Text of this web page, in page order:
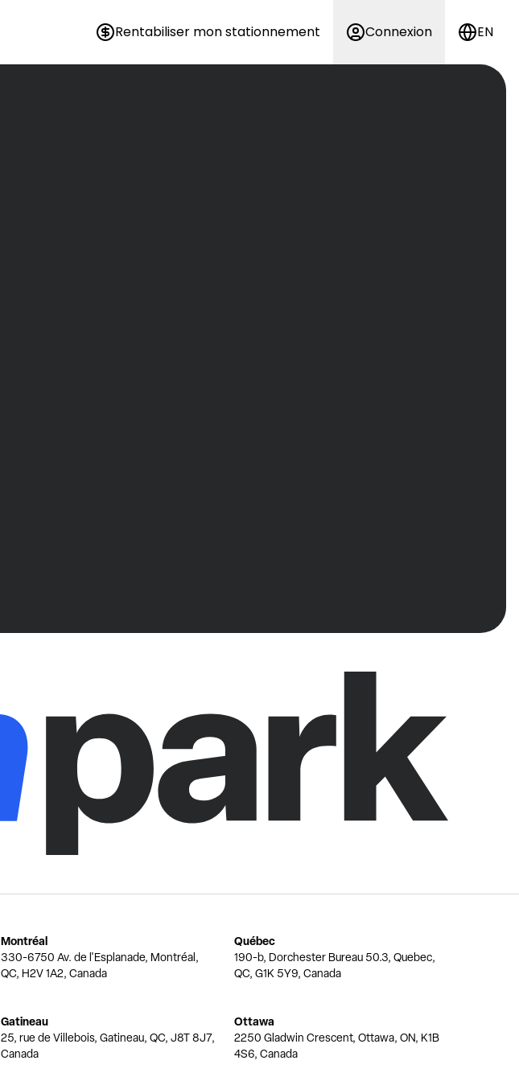
Rentabiliser mon stationnement Connexion EN
Montréal
330-6750 Av. de l'Esplanade, Montréal,
QC, H2V 1A2, Canada
Québec
190-b, Dorchester Bureau 50.3, Quebec,
QC, G1K 5Y9, Canada
Gatineau
25, rue de Villebois, Gatineau, QC, J8T 8J7,
Canada
Ottawa
2250 Gladwin Crescent, Ottawa, ON, K1B
4S6, Canada